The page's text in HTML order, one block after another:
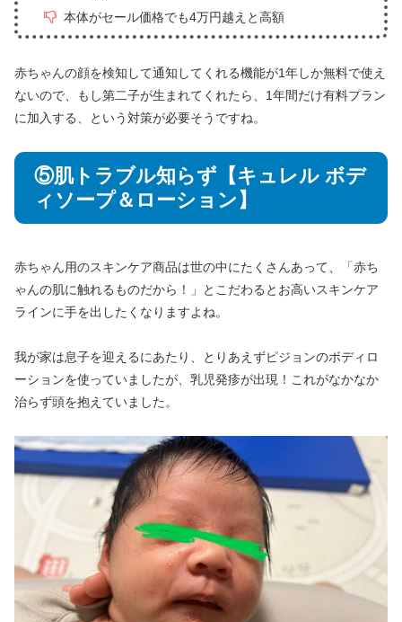
本体がセール価格でも4万円越えと高額
赤ちゃんの顔を検知して通知してくれる機能が1年しか無料で使え
ないので、もし第二子が生まれてくれたら、1年間だけ有料プラン
に加入する、という対策が必要そうですね。
⑤肌トラブル知らず【キュレル ボデ
ィソープ＆ローション】
赤ちゃん用のスキンケア商品は世の中にたくさんあって、「赤ち
ゃんの肌に触れるものだから！」とこだわるとお高いスキンケア
ラインに手を出したくなりますよね。
我が家は息子を迎えるにあたり、とりあえずピジョンのボディロ
ーションを使っていましたが、乳児発疹が出現！これがなかなか
治らず頭を抱えていました。